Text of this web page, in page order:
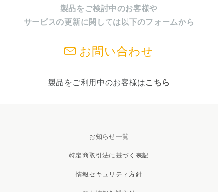
製品をご検討中のお客様や
サービスの更新に関しては以下のフォームから
お問い合わせ
製品をご利用中のお客様は こちら
お知らせ一覧
特定商取引法に基づく表記
情報セキュリティ方針